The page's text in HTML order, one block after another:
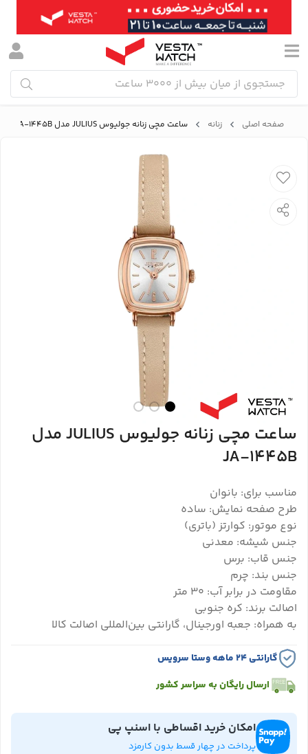
صفحه اصلی زنانه ساعت مچی زنانه جولیوس JULIUS مدل JA-1445B
ساعت مچی زنانه جولیوس JULIUS مدل
JA-1445B
مناسب برای: بانوان
طرح صفحه نمایش: ساده
نوع موتور: کوارتز (باتری)
جنس شیشه: معدنی
جنس قاب: برس
جنس بند: چرم
مقاومت در برابر آب: 30 متر
اصالت برند: کره جنوبی
به همراه: جعبه اورجینال، گارانتی بین‌المللی اصالت کالا
گارانتی ۲۴ ماهه وستا سرویس
ارسال رایگان به سراسر کشور
امکان خرید اقساطی با اسنپ پی
پرداخت در چهار قسط بدون کارمزد